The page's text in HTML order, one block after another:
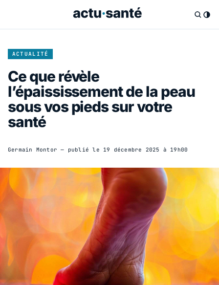
ACTUALITÉ
Ce que révèle
l’épaississement de la peau
sous vos pieds sur votre
santé
Germain Montor — publié le 19 décembre 2025 à 19h00